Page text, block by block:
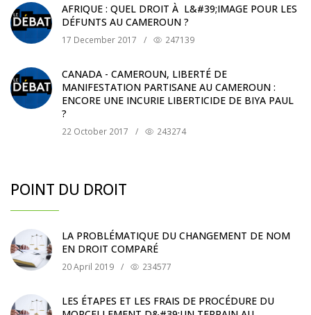
AFRIQUE : QUEL DROIT À L&#39;IMAGE POUR LES
DÉFUNTS AU CAMEROUN ?
17 December 2017 / 247139
CANADA - CAMEROUN, LIBERTÉ DE
MANIFESTATION PARTISANE AU CAMEROUN :
ENCORE UNE INCURIE LIBERTICIDE DE BIYA PAUL
?
22 October 2017 / 243274
POINT DU DROIT
LA PROBLÉMATIQUE DU CHANGEMENT DE NOM
EN DROIT COMPARÉ
20 April 2019 / 234577
LES ÉTAPES ET LES FRAIS DE PROCÉDURE DU